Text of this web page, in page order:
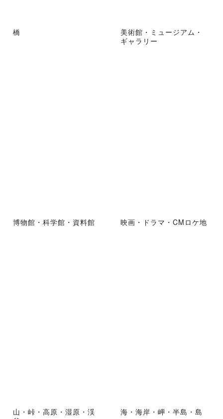
橋
美術館・ミュージアム・
ギャラリー
博物館・科学館・資料館 映画・ドラマ・CMロケ地
山・峠・高原・湿原・渓
海・海岸・岬・半島・島